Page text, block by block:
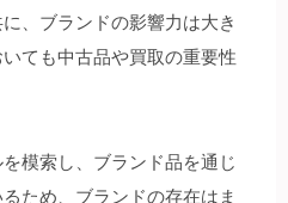
、ブランドの影響力は大き
ても中古品や買取の重要性
模索し、ブランド品を通じ
ため、ブランドの存在はま